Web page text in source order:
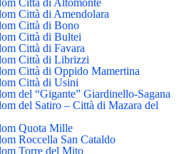
Città di Amendolara
Città di Bono
Città di Bultei
Città di Favara
Città di Librizzi
Città di Oppido Mamertina
Città di Usini
del “Gigante” Giardinello-Sagana
del Satiro – Città di Mazara del
Quota Mille
Roccella San Cataldo
Torre del Mito